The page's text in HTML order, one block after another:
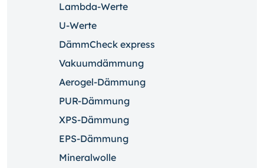
Lambda-Werte
U-Werte
DämmCheck express
Vakuumdämmung
Aerogel-Dämmung
PUR-Dämmung
XPS-Dämmung
EPS-Dämmung
Mineralwolle